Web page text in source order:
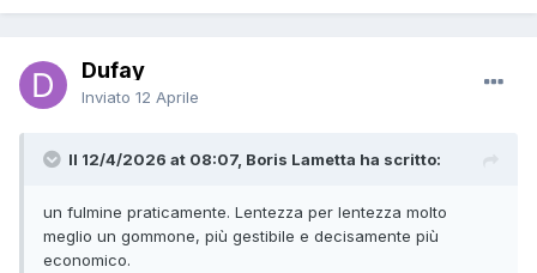
Dufay
Inviato 12 Aprile
Il 12/4/2026 at 08:07, Boris Lametta ha scritto:
un fulmine praticamente. Lentezza per lentezza molto
meglio un gommone, più gestibile e decisamente più
economico.